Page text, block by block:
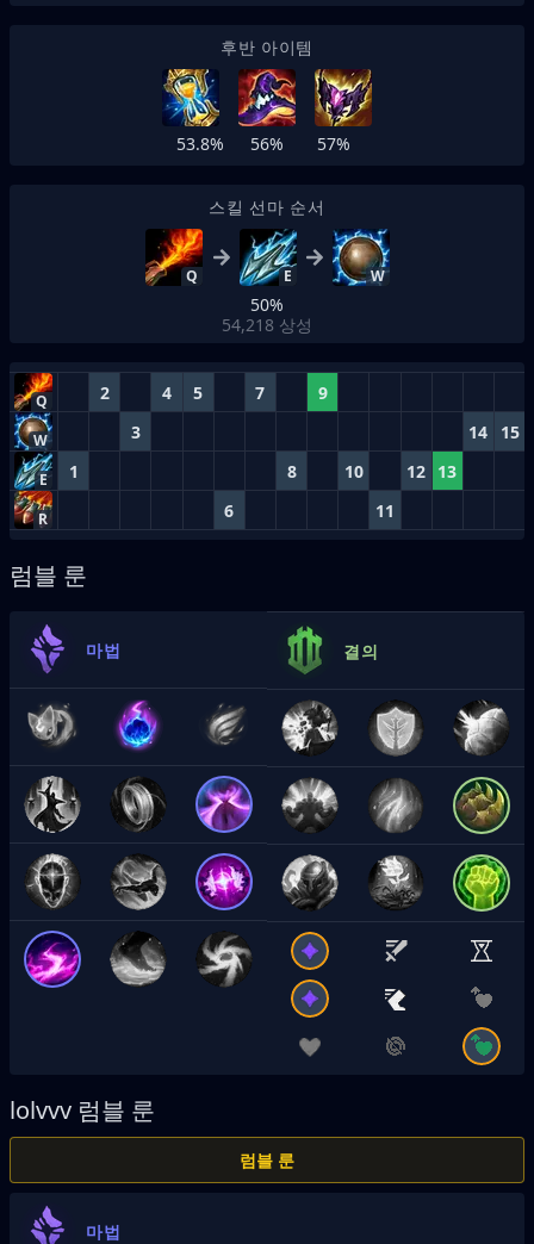
후반 아이템
53.8% 56% 57%
스킬 선마 순서
Q E W
50%
54,218 상성
Q 2 4 5 7 9
W 3 14 15
E 1 8 10 12 13
R 6 11
럼블 룬
마법 결의
lolvvv 럼블 룬
럼블 룬
마법